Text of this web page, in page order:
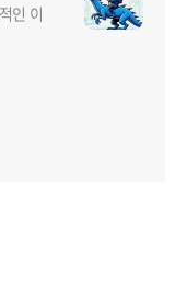
인 이